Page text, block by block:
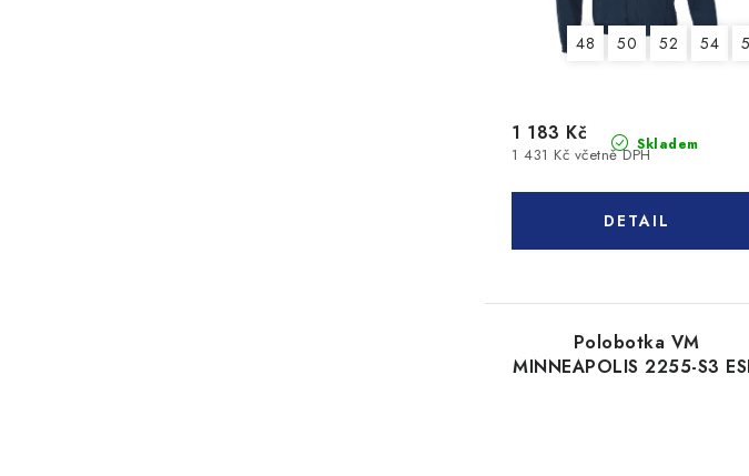
48 50 52 54
Skladem
1 431 Kč včetně DPH
1 183 Kč
Polobotka VM
MINNEAPOLIS 2255-S3